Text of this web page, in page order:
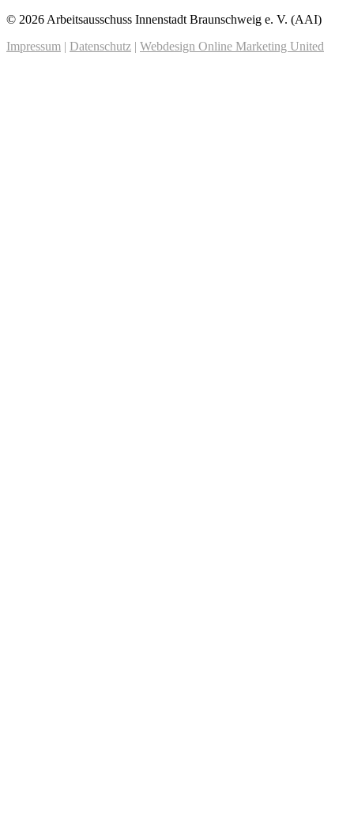
© 2026 Arbeitsausschuss Innenstadt Braunschweig e. V. (AAI)
Impressum | Datenschutz | Webdesign Online Marketing United